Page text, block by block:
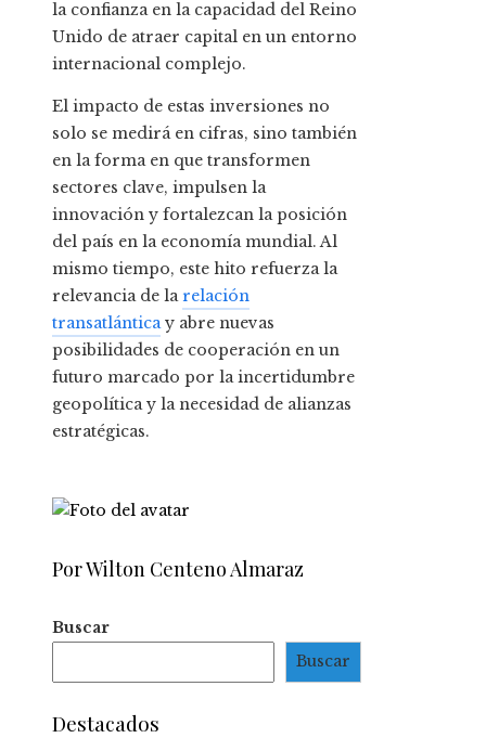
la confianza en la capacidad del Reino
Unido de atraer capital en un entorno
internacional complejo.
El impacto de estas inversiones no
solo se medirá en cifras, sino también
en la forma en que transformen
sectores clave, impulsen la
innovación y fortalezcan la posición
del país en la economía mundial. Al
mismo tiempo, este hito refuerza la
relevancia de larelación
transatlánticay abre nuevas
posibilidades de cooperación en un
futuro marcado por la incertidumbre
geopolítica y la necesidad de alianzas
estratégicas.
Por Wilton Centeno Almaraz
Buscar
Buscar
Destacados